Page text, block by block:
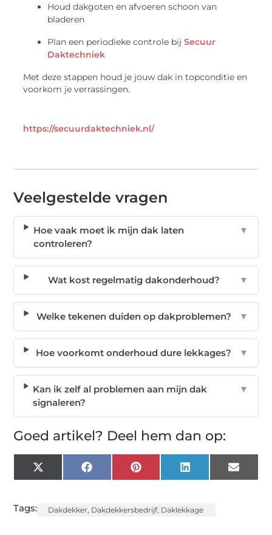
Houd dakgoten en afvoeren schoon van
bladeren
Plan een periodieke controle bijSecuur
Daktechniek
Met deze stappen houd je jouw dak in topconditie en
voorkom je verrassingen.
https://secuurdaktechniek.nl/
Veelgestelde vragen
Hoe vaak moet ik mijn dak laten
controleren?
▼
Wat kost regelmatig dakonderhoud? ▼
Welke tekenen duiden op dakproblemen? ▼
Hoe voorkomt onderhoud dure lekkages? ▼
Kan ik zelf al problemen aan mijn dak
signaleren?
▼
Goed artikel? Deel hem dan op:
X
(Twitter)
FacebookPinterest LinkedIn Email
Tags: Dakdekker, Dakdekkersbedrijf, Daklekkage